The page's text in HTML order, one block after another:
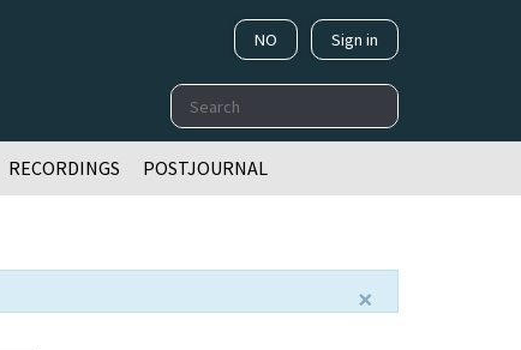
NO Sign in
RECORDINGS POSTJOURNAL
×